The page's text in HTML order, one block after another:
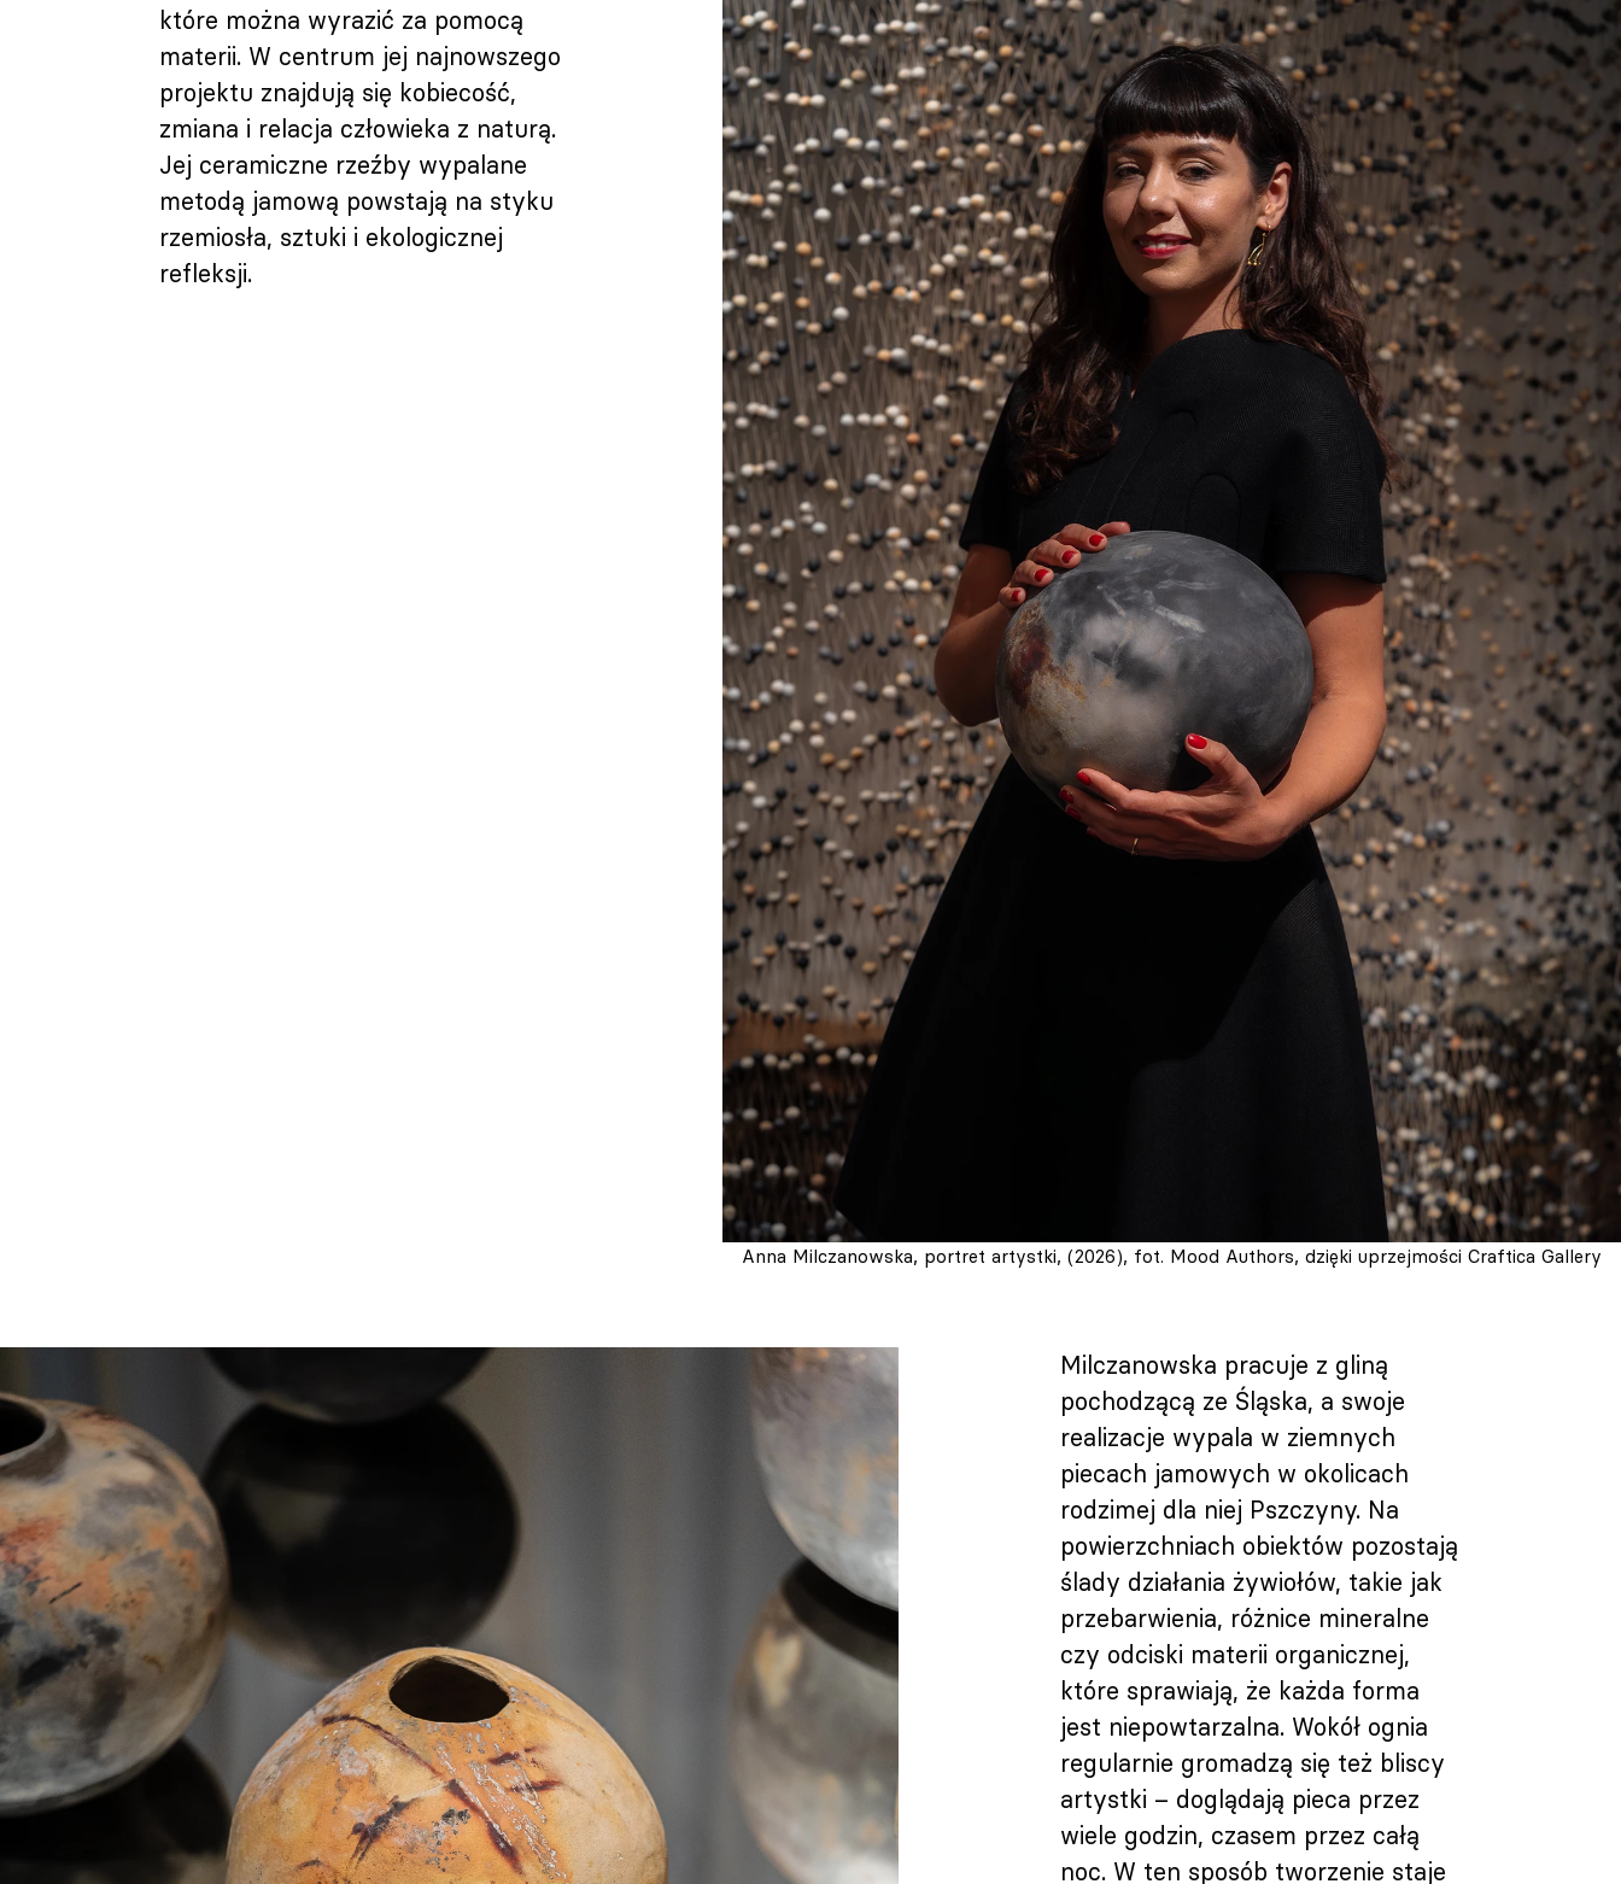
Anna Milczanowska, portret artystki, (2026), fot. Mood Authors, dzięki uprzejmości Craftica Gallery
które można wyrazić za pomocą
materii. W centrum jej najnowszego
projektu znajdują się kobiecość,
zmiana i relacja człowieka z naturą.
Jej ceramiczne rzeźby wypalane
metodą jamową powstają na styku
rzemiosła, sztuki i ekologicznej
refleksji.
Milczanowska pracuje z gliną
pochodzącą ze Śląska, a swoje
realizacje wypala w ziemnych
piecach jamowych w okolicach
rodzimej dla niej Pszczyny. Na
powierzchniach obiektów pozostają
ślady działania żywiołów, takie jak
przebarwienia, różnice mineralne
czy odciski materii organicznej,
które sprawiają, że każda forma
jest niepowtarzalna. Wokół ognia
regularnie gromadzą się też bliscy
artystki – doglądają pieca przez
wiele godzin, czasem przez całą
noc. W ten sposób tworzenie staje